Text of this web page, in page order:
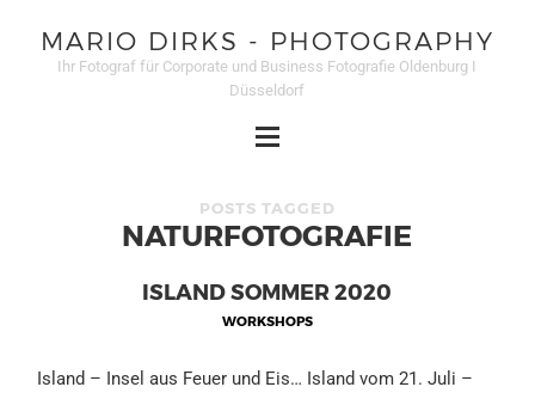
MARIO DIRKS - PHOTOGRAPHY
Ihr Fotograf für Corporate und Business Fotografie Oldenburg I
Düsseldorf
POSTS TAGGED
NATURFOTOGRAFIE
ISLAND SOMMER 2020
WORKSHOPS
Island – Insel aus Feuer und Eis… Island vom 21. Juli –